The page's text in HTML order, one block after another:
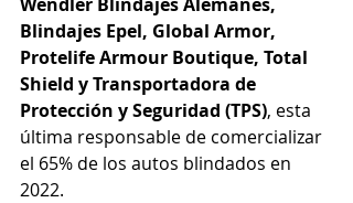
Blindajes Epel, Global Armor,
Protelife Armour Boutique, Total
Shield y Transportadora de
Protección y Seguridad (TPS), esta
última responsable de comercializar
el 65% de los autos blindados en
2022.